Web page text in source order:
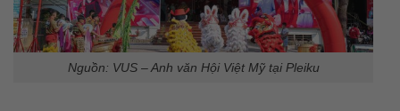
Nguồn: VUS – Anh văn Hội Việt Mỹ tại Pleiku